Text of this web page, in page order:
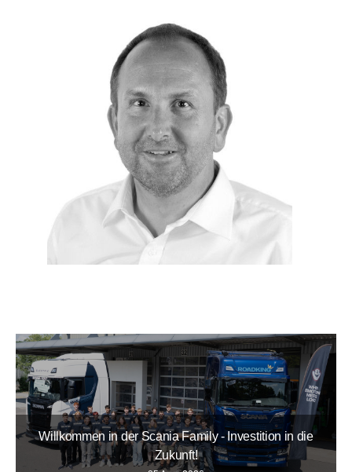
Willkommen in der Scania Family - Investition in die
Zukunft!